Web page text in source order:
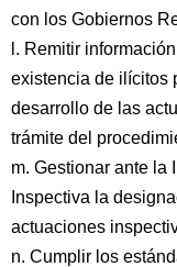
con los Gobiernos
l. Remitir
existencia de ilícitos
desarrollo de las
trámite del
m. Gestionar ante la
Inspectiva la
actuaciones
n. Cumplir los